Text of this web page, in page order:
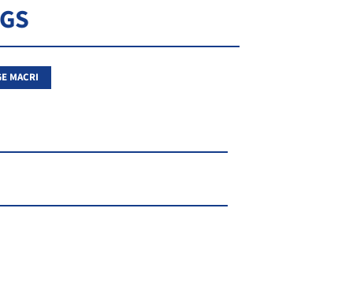
MACRI